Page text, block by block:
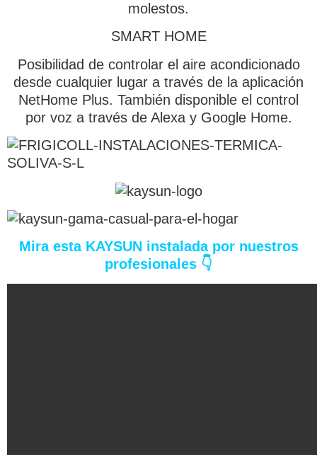
molestos.
SMART HOME
Posibilidad de controlar el aire acondicionado
desde cualquier lugar a través de la aplicación
NetHome Plus. También disponible el control
por voz a través de Alexa y Google Home.
Mira esta KAYSUN instalada por nuestros
profesionales 👇